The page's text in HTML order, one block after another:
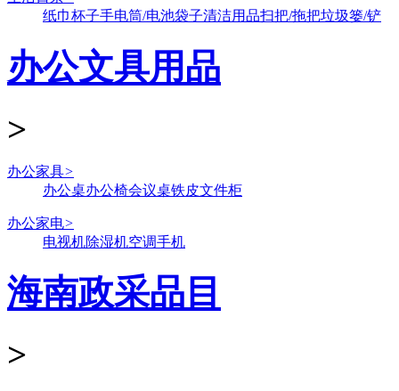
纸巾杯子手电筒/电池袋子清洁用品扫把/拖把垃圾篓/铲
办公文具用品
>
办公家具>
办公桌办公椅会议桌铁皮文件柜
办公家电>
电视机除湿机空调手机
海南政采品目
>